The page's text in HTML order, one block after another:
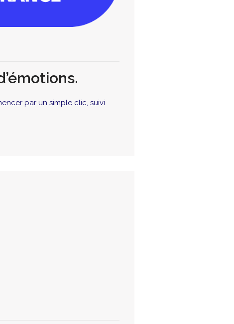
par un simple clic, suivi